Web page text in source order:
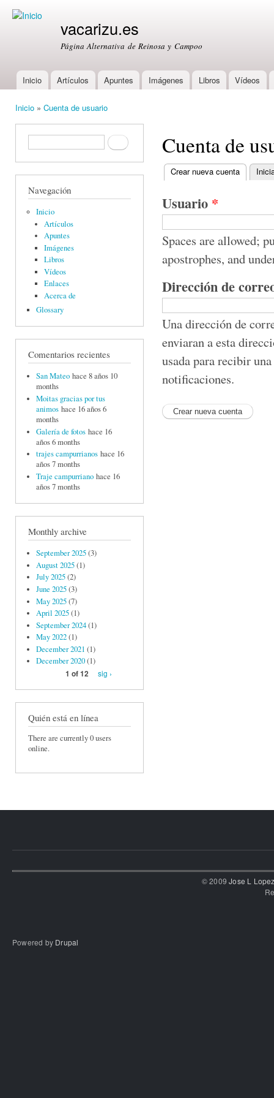
vacarizu.es
Página Alternativa de Reinosa y Campoo
Main menu
Inicio Artículos Apuntes Imágenes Libros Vídeos
Inicio » Cuenta de usuario
Formulario de búsquedaBuscar
Navegación
Inicio
Artículos
Apuntes
Imágenes
Libros
Vídeos
Enlaces
Acerca de
Glossary
Comentarios recientes
San Mateo hace 8 años 10
months
Moitas gracias por tus
animos hace 16 años 6
months
Galería de fotos hace 16
años 6 months
trajes campurrianos hace 16
años 7 months
Traje campurriano hace 16
años 7 months
Monthly archive
September 2025(3)
August 2025(1)
July 2025(2)
June 2025(3)
May 2025(7)
April 2025(1)
September 2024(1)
May 2022(1)
December 2021 (1)
December 2020(1)
1 of 12
sig ›
Quién está en línea
There are currently 0 users
online.
Cuenta de
Primary tabs
Crear nueva cuenta (active
Usuario *
Spaces are allowed;
apostrophes, and
Dirección de
Una dirección de
enviaran a esta
usada para recibir
notificaciones.
© 2009Jose L
Powered by Drupal